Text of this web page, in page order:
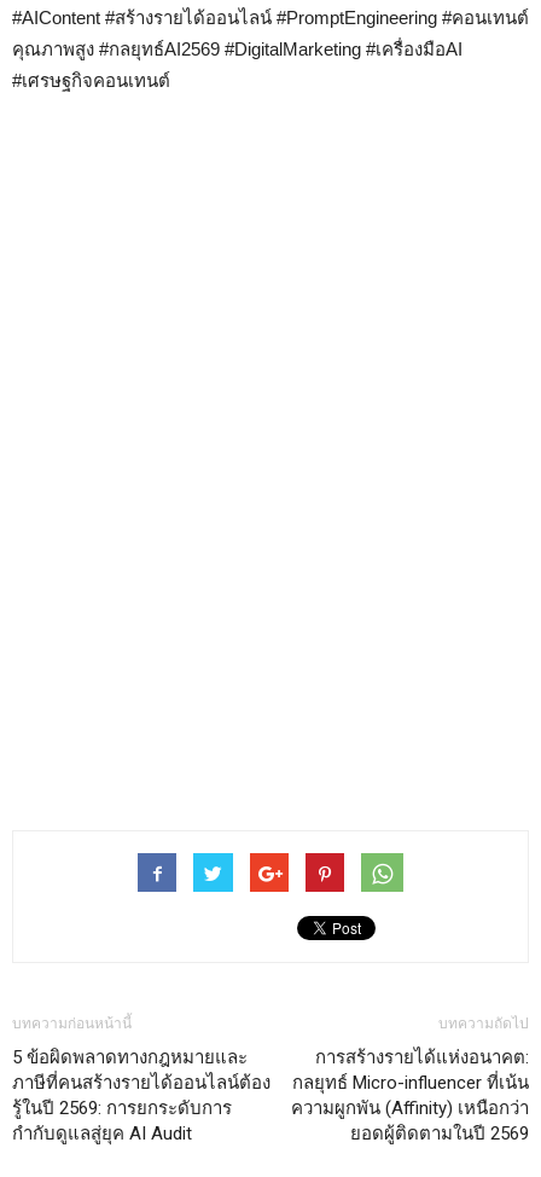
#AIContent #สร้างรายได้ออนไลน์ #PromptEngineering #คอนเทนต์
คุณภาพสูง #กลยุทธ์AI2569 #DigitalMarketing #เครื่องมือAI
#เศรษฐกิจคอนเทนต์
บทความก่อนหน้านี้
5 ข้อผิดพลาดทางกฎหมายและ
ภาษีที่คนสร้างรายได้ออนไลน์ต้อง
รู้ในปี 2569: การยกระดับการ
กำกับดูแลสู่ยุค AI Audit
บทความถัดไป
การสร้างรายได้แห่งอนาคต:
กลยุทธ์ Micro-influencer ที่เน้น
ความผูกพัน (Affinity) เหนือกว่า
ยอดผู้ติดตามในปี 2569